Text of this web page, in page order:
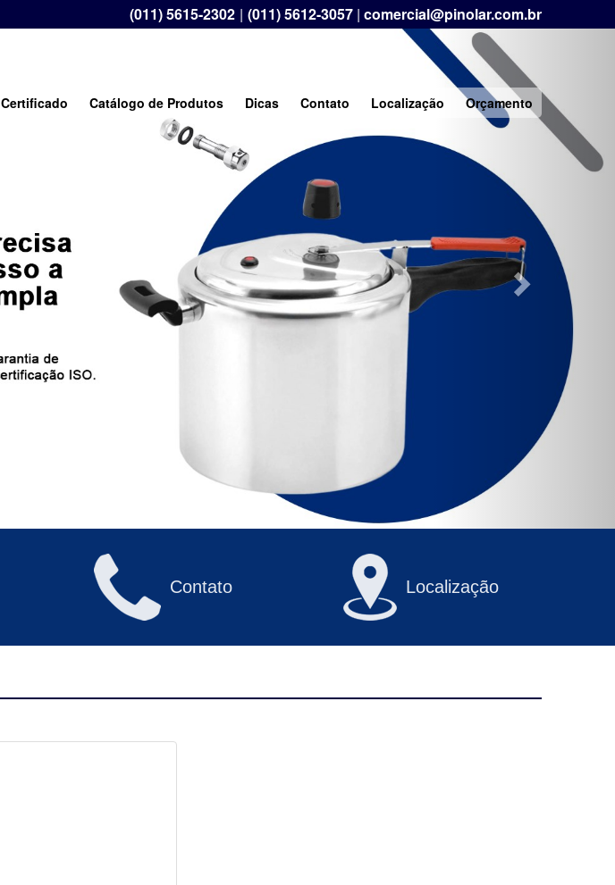
(011) 5615-2302 | (011) 5612-3057 | comercial@pinolar.com.br
Certificado Catálogo de Produtos Dicas Contato Localização Orçamento
Contato Localização